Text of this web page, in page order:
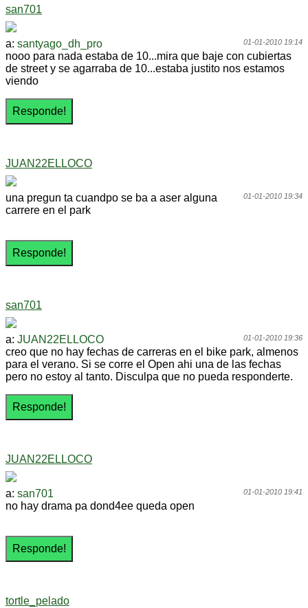
san701
01-01-2010 19:14
a: santyago_dh_pro
nooo para nada estaba de 10...mira que baje con cubiertas
de street y se agarraba de 10...estaba justito nos estamos
viendo
JUAN22ELLOCO
01-01-2010 19:34
una pregun ta cuandpo se ba a aser alguna
carrere en el park
san701
01-01-2010 19:36
a: JUAN22ELLOCO
creo que no hay fechas de carreras en el bike park, almenos
para el verano. Si se corre el Open ahi una de las fechas
pero no estoy al tanto. Disculpa que no pueda responderte.
JUAN22ELLOCO
01-01-2010 19:41
a: san701
no hay drama pa dond4ee queda open
tortle_pelado